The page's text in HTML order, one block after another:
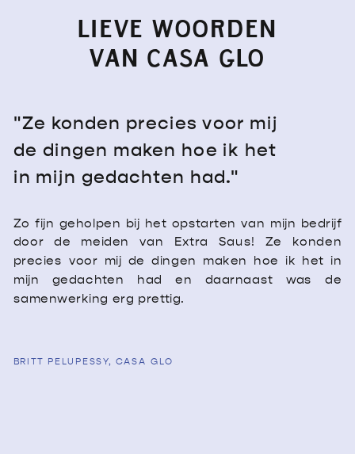
"Ze konden precies voor mij
de dingen maken hoe ik het
in mijn gedachten had."
BRITT PELUPESSY, CASA GLO
Zo fijn geholpen bij het opstarten van mijn bedrijf
door de meiden van Extra Saus! Ze konden
precies voor mij de dingen maken hoe ik het in
mijn gedachten had en daarnaast was de
samenwerking erg prettig.
LIEVE WOORDEN
VAN CASA GLO